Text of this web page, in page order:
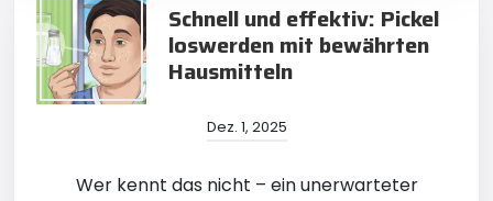
Schnell und effektiv: Pickel
loswerden mit bewährten
Hausmitteln
Dez. 1, 2025
Wer kennt das nicht – ein unerwarteter